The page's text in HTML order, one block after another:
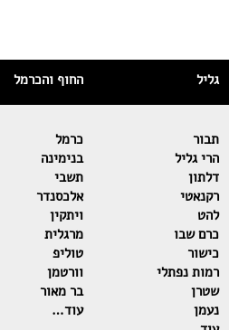
גליל
תבור
הרי גליל
דלתון
רקנאטי
להט
כרם שבו
כישור
רמות נפתלי
שטרן
נעמן
החוף והכרמל
כרמל
בנימינה
תשבי
אלכסנדר
ויתקין
מרגלית
טוליפ
וורטמן
בר מאור
עוד…